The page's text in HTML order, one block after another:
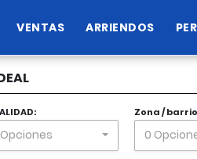
VENTAS ARRIENDOS
Zona /
0